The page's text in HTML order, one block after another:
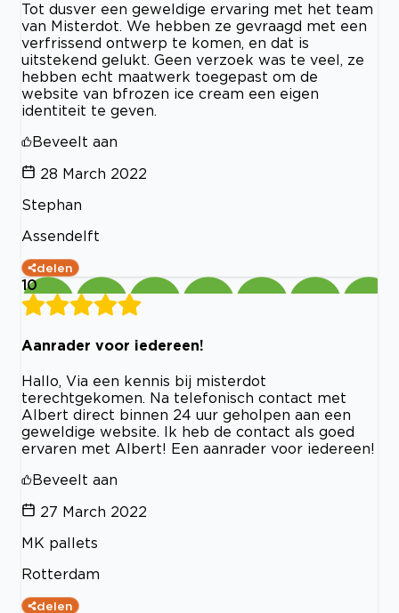
Tot dusver een geweldige ervaring met het team
van Misterdot. We hebben ze gevraagd met een
verfrissend ontwerp te komen, en dat is
uitstekend gelukt. Geen verzoek was te veel, ze
hebben echt maatwerk toegepast om de
website van bfrozen ice cream een eigen
identiteit te geven.
Beveelt aan
28 March 2022
Stephan
Assendelft
delen
10
Aanrader voor iedereen!
Hallo, Via een kennis bij misterdot
terechtgekomen. Na telefonisch contact met
Albert direct binnen 24 uur geholpen aan een
geweldige website. Ik heb de contact als goed
ervaren met Albert! Een aanrader voor iedereen!
Beveelt aan
27 March 2022
MK pallets
Rotterdam
delen